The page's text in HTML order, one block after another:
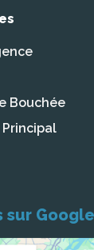
Bouchée
Principal
sur